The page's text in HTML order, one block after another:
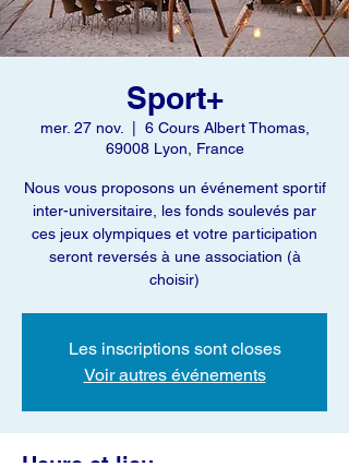
Sport+
mer. 27 nov.
6 Cours Albert Thomas,
69008 Lyon, France
Nous vous proposons un événement sportif
inter-universitaire, les fonds soulevés par
ces jeux olympiques et votre participation
seront reversés à une association (à
choisir)
Les inscriptions sont closes
Voir autres événements